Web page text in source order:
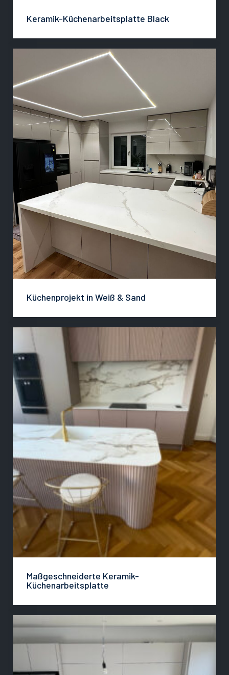
Keramik-Küchenarbeitsplatte Black
Küchenprojekt in Weiß & Sand
Maßgeschneiderte Keramik-
Küchenarbeitsplatte